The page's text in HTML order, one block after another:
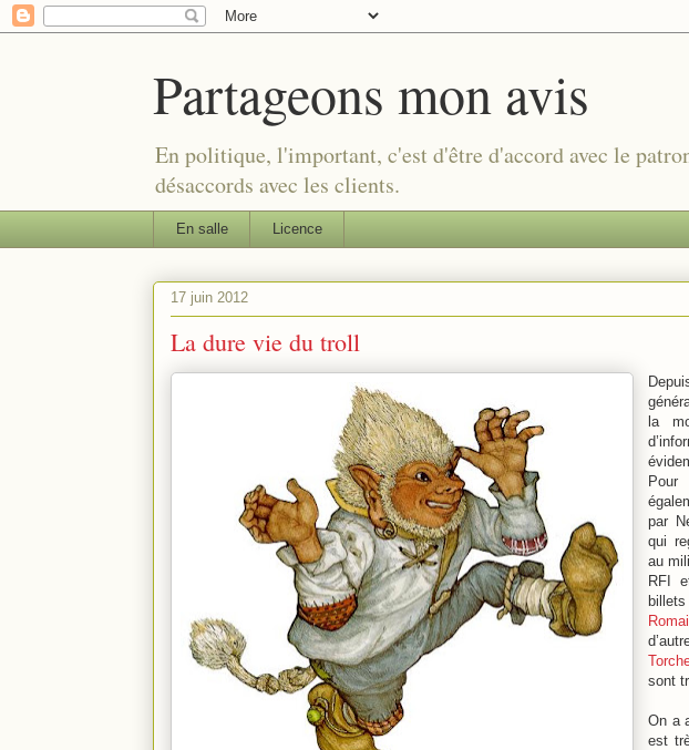
Partageons mon avis
En politique, l'important, c'est d'être d'accord avec le
désaccords avec les clients.
En salle Licence
17 juin 2012
La dure vie du troll
la
par
qui
au
RFI
sont
On a
est